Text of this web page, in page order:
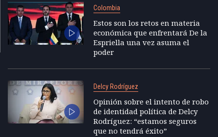
Colombia
Estos son los retos en materia
económica que enfrentará De la
Espriella una vez asuma el
poder
Delcy Rodríguez
Opinión sobre el intento de robo
de identidad política de Delcy
Rodríguez: “estamos seguros
que no tendrá éxito”